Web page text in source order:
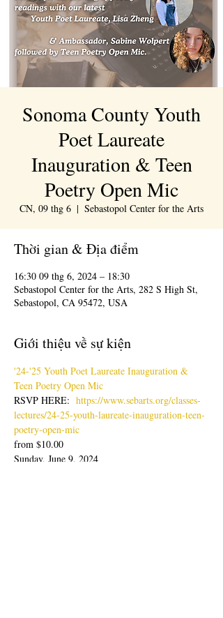
Sonoma County Youth
Poet Laureate
Inauguration & Teen
Poetry Open Mic
CN, 09 thg 6
  |
Sebastopol Center for the Arts
Thời gian & Địa điểm
16:30 09 thg 6, 2024 – 18:30
Sebastopol Center for the Arts, 282 S High St,
Sebastopol, CA 95472, USA
Giới thiệu về sự kiện
'24-'25 Youth Poet Laureate Inauguration &
Teen Poetry Open Mic
RSVP HERE: https://www.sebarts.org/classes-
lectures/24-25-youth-laureate-inauguration-teen-
poetry-open-mic
from $10.00
Sunday, June 9, 2024